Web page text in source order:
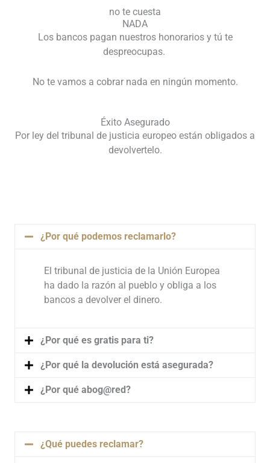
no te cuesta
NADA
Los bancos pagan nuestros honorarios y tú te
despreocupas.
No te vamos a cobrar nada en ningún momento.
Éxito Asegurado
Por ley del tribunal de justicia europeo están obligados a
devolvertelo.
¿Por qué podemos reclamarlo?
El tribunal de justicia de la Unión Europea
ha dado la razón al pueblo y obliga a los
bancos a devolver el dinero.
¿Por qué es gratis para ti?
¿Por qué la devolución está asegurada?
¿Por qué abog@red?
¿Qué puedes reclamar?